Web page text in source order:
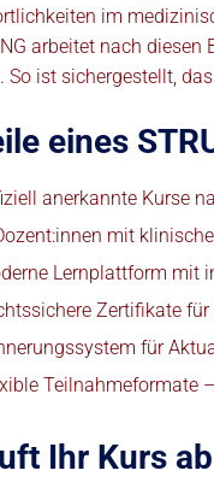
im
arbeitet nach
So ist sichergestellt,
eines
anerkannte Kurse
mit
Lernplattform mit
Zertifikate
für
Teilnahmeformate
Ihr Kurs